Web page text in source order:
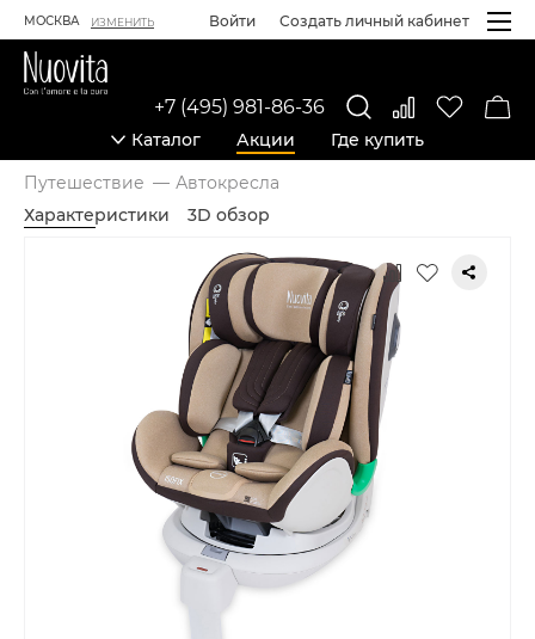
МОСКВА ИЗМЕНИТЬ Войти Создать личный кабинет
Каталог Акции Где купить
+7 (495) 981-86-36
Путешествие
Автокресла
Характеристики
3D обзор
Карточка товара